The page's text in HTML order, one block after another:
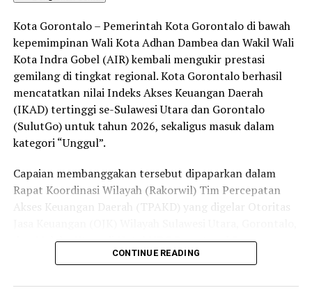
secara menyeluruh, tidak hanya menyasar pengecer
skala kecil tetapi juga distributor dan toko-toko besar
yang melanggar aturan.
Dalam daftar pemeringkatan nasional tersebut, Kota
Denpasar menempati posisi puncak dengan tingkat rasa
aman masyarakat melebihi 81 persen, disusul oleh Kota
Yogyakarta, Surakarta, Semarang, Magelang, dan
Kota Gorontalo yang berada di urutan ketujuh berhasil
mengungguli sejumlah kota berkembang lainnya di
Singkawang. Capaian ini menjadi bukti konkret bahwa
Kota Gorontalo terus bertransformasi menjadi daerah
Kota Gorontalo – Pemerintah Kota Gorontalo di bawah
kepemimpinan Wali Kota Adhan Dambea dan Wakil Wali
Kota Indra Gobel (AIR) kembali mengukir prestasi
gemilang di tingkat regional. Kota Gorontalo berhasil
mencatatkan nilai Indeks Akses Keuangan Daerah
(IKAD) tertinggi se-Sulawesi Utara dan Gorontalo
(SulutGo) untuk tahun 2026, sekaligus masuk dalam
kategori “Unggul”.
Capaian membanggakan tersebut dipaparkan dalam
Rapat Koordinasi Wilayah (Rakorwil) Tim Percepatan
Akses Keuangan Daerah (TPAKD) yang digelar Otoritas
dan Maluku Utara di Hotel NDC Resort and Spa,
Manado, Sulawesi Utara, Rabu (29/7/2026).
Delegasi Pemkot Gorontalo dipimpin langsung oleh
CONTINUE READING